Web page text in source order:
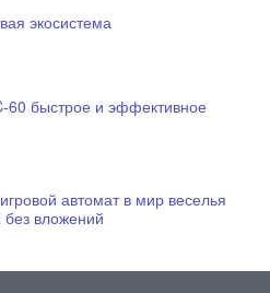
экосистема
60 быстрое и эффективное
автомат в мир веселья
вложений